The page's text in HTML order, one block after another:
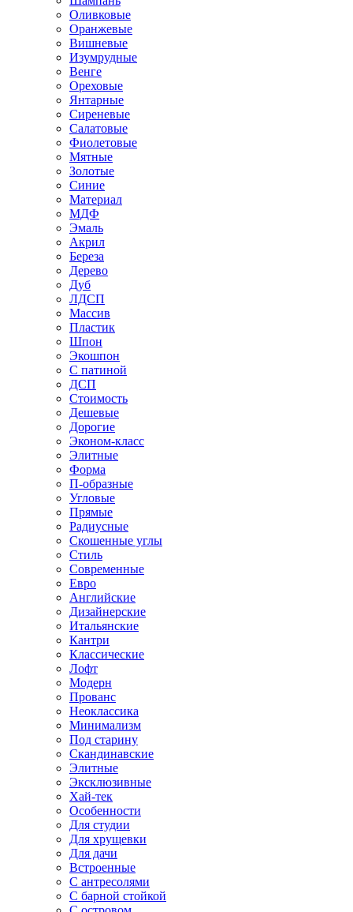
Оливковые
Оранжевые
Вишневые
Изумрудные
Венге
Ореховые
Янтарные
Сиреневые
Салатовые
Фиолетовые
Мятные
Золотые
Синие
Материал
МДФ
Эмаль
Акрил
Береза
Дерево
Дуб
ЛДСП
Массив
Пластик
Шпон
Экошпон
С патиной
ДСП
Стоимость
Дешевые
Дорогие
Эконом-класс
Элитные
Форма
П-образные
Угловые
Прямые
Радиусные
Скошенные углы
Стиль
Современные
Евро
Английские
Дизайнерские
Итальянские
Кантри
Классические
Лофт
Модерн
Прованс
Неоклассика
Минимализм
Под старину
Скандинавские
Элитные
Эксклюзивные
Хай-тек
Особенности
Для студии
Для хрущевки
Для дачи
Встроенные
С антресолями
С барной стойкой